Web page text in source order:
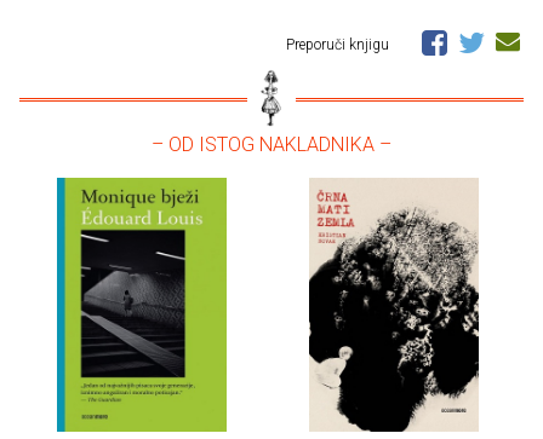
Preporuči knjigu
– OD ISTOG NAKLADNIKA –